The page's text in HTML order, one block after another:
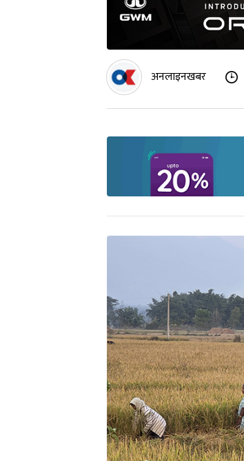
अनलाइनखबर